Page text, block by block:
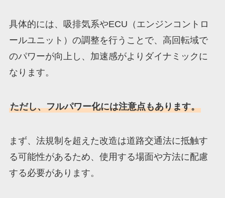
具体的には、吸排気系やECU（エンジンコントロ
ールユニット）の調整を行うことで、高回転域で
のパワーが向上し、加速感がよりダイナミックに
なります。
ただし、フルパワー化には注意点もあります。
まず、法規制を超えた改造は道路交通法に抵触す
る可能性があるため、使用する場面や方法に配慮
する必要があります。